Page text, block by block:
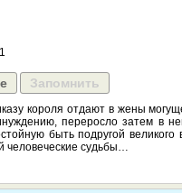
Запомнить
короля отдают в жены
переросло затем в
быть подругой
человеческие судьбы…